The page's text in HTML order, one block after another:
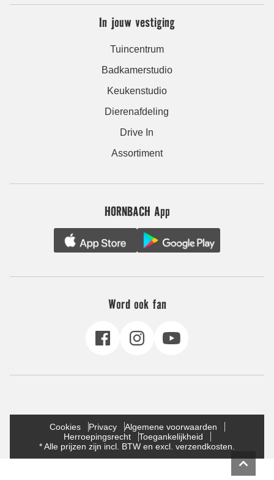
In jouw vestiging
Tuincentrum
Badkamerstudio
Keukenstudio
Dierenafdeling
Drive In
Assortiment
HORNBACH App
Word ook fan
Cookies Privacy
Algemene voorwaarden
Herroepingsrecht
Toegankelijkheid
* Alle prijzen zijn incl. BTW en excl. verzendkosten.